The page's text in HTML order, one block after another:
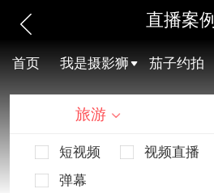
直播案例
首页 我是摄影狮 茄子约拍
旅游
短视频 视频直播
弹幕